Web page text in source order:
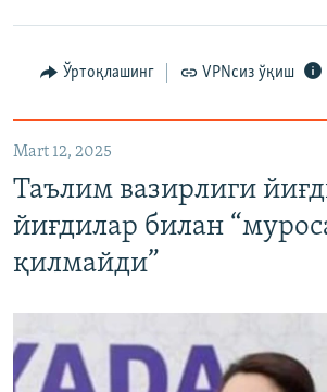
Ўртоқлашинг VPNсиз ўқиш
Mart 12, 2025
Таълим вазирлиги
йиғдилар билан
қилмайди”